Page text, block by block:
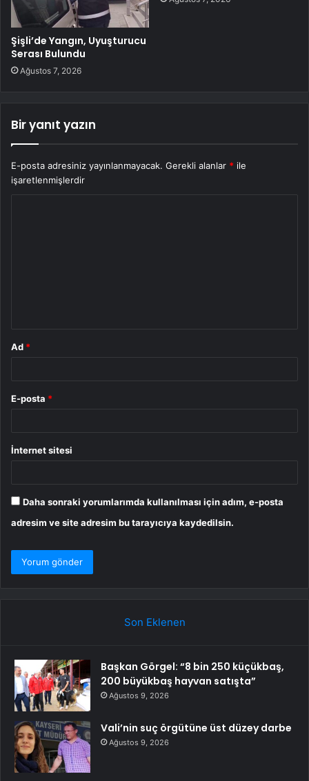
Şişli’de Yangın, Uyuşturucu
Serası Bulundu
Ağustos 7, 2026
Bir yanıt yazın
E-posta adresiniz yayınlanmayacak. Gerekli alanlar * ile
işaretlenmişlerdir
Ad *
E-posta *
İnternet sitesi
Daha sonraki yorumlarımda kullanılması için adım, e-posta
adresim ve site adresim bu tarayıcıya kaydedilsin.
Son Eklenen
Başkan Görgel: “8 bin 250 küçükbaş,
200 büyükbaş hayvan satışta”
Ağustos 9, 2026
Vali’nin suç örgütüne üst düzey darbe
Ağustos 9, 2026